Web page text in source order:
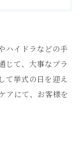
ハイドラなどの手
じて、大事なブラ
て挙式の日を迎え
アにて、お客様を